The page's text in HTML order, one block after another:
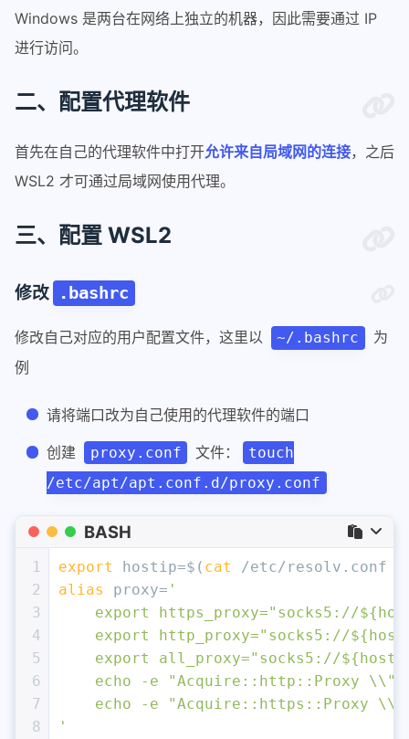
Windows 是两台在网络上独立的机器，因此需要通过 IP
进行访问。
二、配置代理软件
首先在自己的代理软件中打开允许来自局域网的连接，之后
WSL2 才可通过局域网使用代理。
三、配置 WSL2
修改 .bashrc
修改自己对应的用户配置文件，这里以 ~/.bashrc
为
例
请将端口改为自己使用的代理软件的端口
创建 proxy.conf 文件：
touch
/etc/apt/apt.conf.d/proxy.conf
BASH
1
2
3
4
5
6
7
8
export hostip=$( cat
/etc/resolv.conf
alias
proxy= '
export https_proxy="socks5://
export http_proxy="socks5://
export all_proxy="socks5://
echo -e "Acquire::http::Proxy
echo -e "Acquire::https::Proxy
'